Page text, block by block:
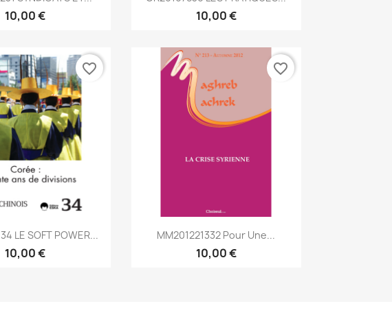
10,00 € 10,00 €
rapide
LE SOFT POWER...
10,00 €
favorite_border
Aperçu rapide
MM201221332 Pour Une...
10,00 €
favorite_border